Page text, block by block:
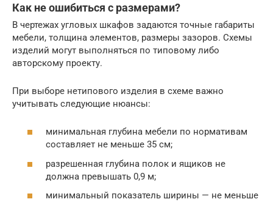
Как не ошибиться с размерами?
В чертежах угловых шкафов задаются точные габариты
мебели, толщина элементов, размеры зазоров. Схемы
изделий могут выполняться по типовому либо
авторскому проекту.
При выборе нетипового изделия в схеме важно
учитывать следующие нюансы:
минимальная глубина мебели по нормативам
составляет не меньше 35 см;
разрешенная глубина полок и ящиков не
должна превышать 0,9 м;
минимальный показатель ширины — не меньше